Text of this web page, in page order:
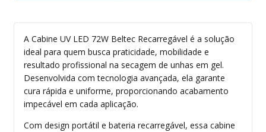
A Cabine UV LED 72W Beltec Recarregável é a solução
ideal para quem busca praticidade, mobilidade e
resultado profissional na secagem de unhas em gel.
Desenvolvida com tecnologia avançada, ela garante
cura rápida e uniforme, proporcionando acabamento
impecável em cada aplicação.
Com design portátil e bateria recarregável, essa cabine